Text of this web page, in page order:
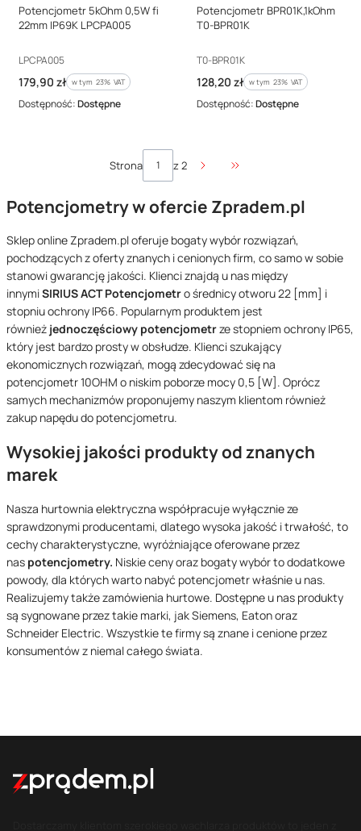
Potencjometr 5kOhm 0,5W fi
22mm IP69K LPCPA005
Kod producenta
LPCPA005
Cena brutto
179,90 zł w tym %s VAT
w tym 23% VAT
Dostępność:Dostępne
Potencjometr BPR01K,1kOhm
T0-BPR01K
Kod producenta
T0-BPR01K
Cena brutto
128,20 zł w tym %s VAT
w tym 23% VAT
Dostępność:Dostępne
Strona z 2
Przejdź do ostatniej
Potencjometry w ofercie Zpradem.pl
Sklep onlineZpradem.pl oferuje bogaty wybór rozwiązań,
pochodzących z oferty znanych i cenionych firm, co samo w sobie
stanowi gwarancję jakości. Klienci znajdą u nas między
innymiSIRIUS ACT Potencjometro średnicy otworu 22 [mm] i
stopniu ochrony IP66. Popularnym produktem jest
również jednoczęściowy potencjometrze stopniem ochrony IP65,
który jest bardzo prosty w obsłudze. Klienci szukający
ekonomicznych rozwiązań, mogą zdecydować się na
potencjometr 10OHM o niskim poborze mocy 0,5 [W]. Oprócz
samych mechanizmów proponujemy naszym klientom również
zakup napędu do potencjometru.
Wysokiej jakości produkty od znanych
marek
Nasza hurtownia elektryczna współpracuje wyłącznie ze
sprawdzonymi producentami, dlatego wysoka jakość i trwałość, to
cechy charakterystyczne, wyróżniające oferowane przez
nas potencjometry. Niskie cenyoraz bogaty wybór to dodatkowe
powody, dla których warto nabyć potencjometr właśnie u nas.
Realizujemy także zamówienia hurtowe. Dostępne u nas produkty
są sygnowane przez takie marki, jak Siemens, Eaton oraz
Schneider Electric. Wszystkie te firmy są znane i cenione przez
konsumentów z niemal całego świata.